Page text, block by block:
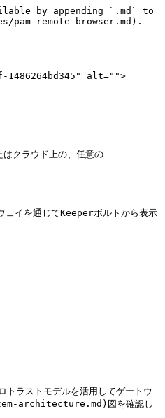
by appending `.md` to
remote-browser.md).
1486264bd345" alt="">
ラウド上の、任意の
ェイを通じてKeeperボルトから表示
ラストモデルを活用してゲートウ
architecture.md)図を確認し